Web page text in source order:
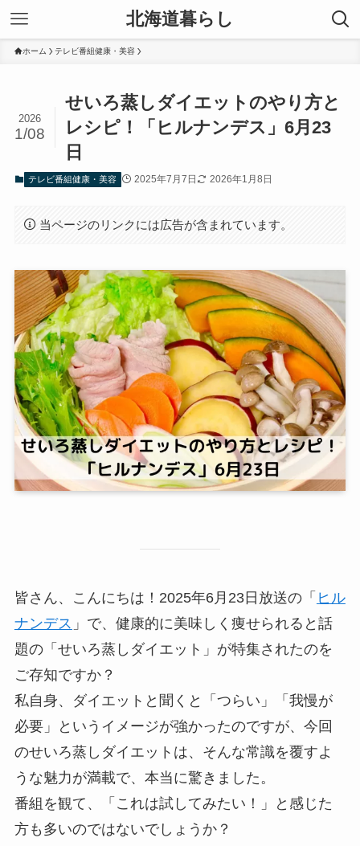
北海道暮らし
ホーム テレビ番組健康・美容
せいろ蒸しダイエットのやり方と
レシピ！「ヒルナンデス」6月23
日
2026
1/08
テレビ番組健康・美容 2025年7月7日 2026年1月8日
当ページのリンクには広告が含まれています。
皆さん、こんにちは！2025年6月23日放送の「 ヒル
ナンデス 」で、健康的に美味しく痩せられると話
題の「せいろ蒸しダイエット」が特集されたのを
ご存知ですか？
私自身、ダイエットと聞くと「つらい」「我慢が
必要」というイメージが強かったのですが、今回
のせいろ蒸しダイエットは、そんな常識を覆すよ
うな魅力が満載で、本当に驚きました。
番組を観て、「これは試してみたい！」と感じた
方も多いのではないでしょうか？